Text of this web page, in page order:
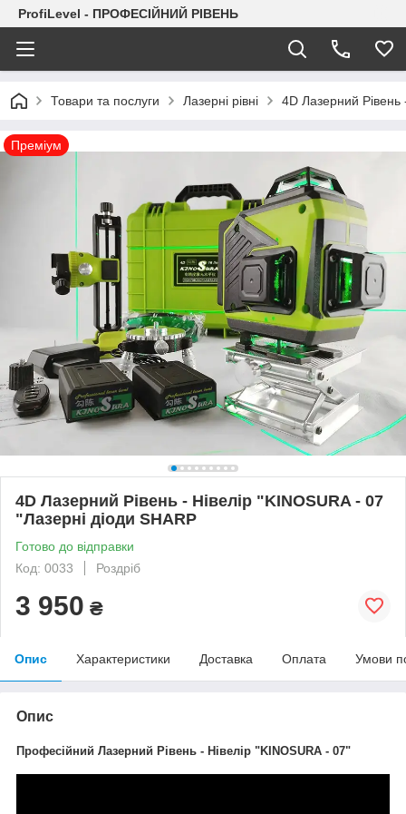
ProfiLevel - ПРОФЕСІЙНИЙ РІВЕНЬ
Товари та послуги Лазерні рівні 4D Лазерний Рівень
Преміум
4D Лазерний Рівень - Нівелір "KINOSURA - 07
"Лазерні діоди SHARP
Готово до відправки
Код: 0033
Роздріб
3 950 ₴
Опис Характеристики Доставка Оплата Умови
Опис
Професійний Лазерний Рівень - Нівелір "KINOSURA - 07"